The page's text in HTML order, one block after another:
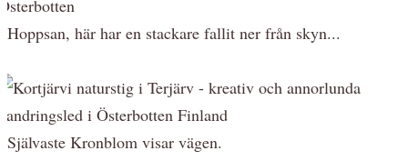
Hoppsan, här har en stackare fallit ner från skyn...
Självaste Kronblom visar vägen.